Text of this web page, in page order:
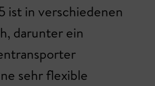
ist in verschiedenen
darunter ein
sehr flexible